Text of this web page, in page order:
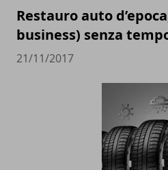
Restauro auto
business) senza
21/11/2017